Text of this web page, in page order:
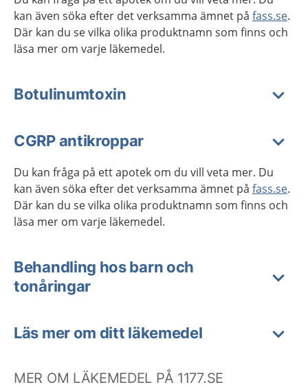
kan även söka efter det verksamma ämnet på fass.se.
Där kan du se vilka olika produktnamn som finns och
läsa mer om varje läkemedel.
Botulinumtoxin
CGRP antikroppar
Du kan fråga på ett apotek om du vill veta mer. Du
kan även söka efter det verksamma ämnet på fass.se.
Där kan du se vilka olika produktnamn som finns och
läsa mer om varje läkemedel.
Behandling hos barn och
tonåringar
Läs mer om ditt läkemedel
MER OM LÄKEMEDEL PÅ 1177.SE